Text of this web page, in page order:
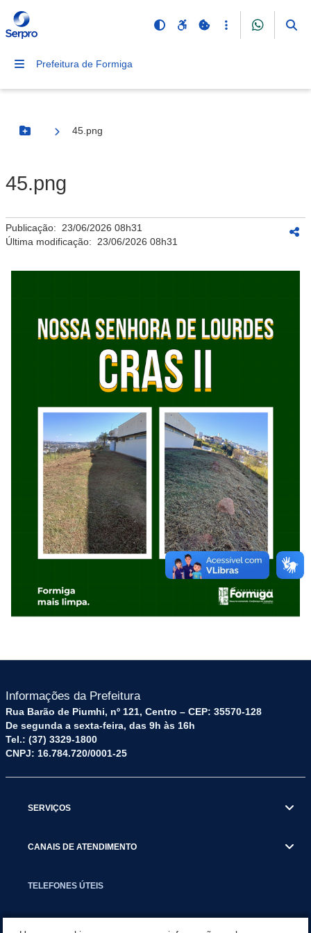
Prefeitura de Formiga
Botão Menu
45.png
45.png
Publicação: 23/06/2026 08h31
Última modificação: 23/06/2026 08h31
Informações da Prefeitura
Rua Barão de Piumhi, nº 121, Centro – CEP: 35570-128
De segunda a sexta-feira, das 9h às 16h
Tel.: (37) 3329-1800
CNPJ: 16.784.720/0001-25
SERVIÇOS
CANAIS DE ATENDIMENTO
TELEFONES ÚTEIS